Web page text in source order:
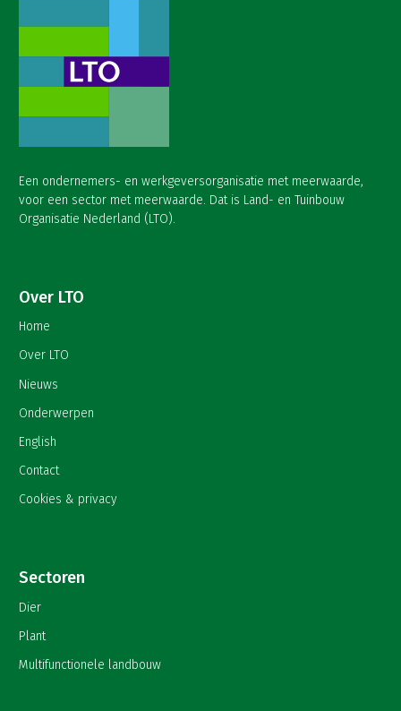
Een ondernemers- en werkgeversorganisatie met meerwaarde,
voor een sector met meerwaarde. Dat is Land- en Tuinbouw
Organisatie Nederland (LTO).
Over LTO
Home
Over LTO
Nieuws
Onderwerpen
English
Contact
Cookies & privacy
Sectoren
Dier
Plant
Multifunctionele landbouw